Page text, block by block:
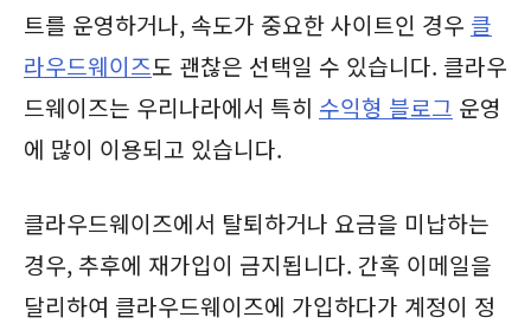
트를 운영하거나, 속도가 중요한 사이트인 경우 클
라우드웨이즈도 괜찮은 선택일 수 있습니다. 클라우
드웨이즈는 우리나라에서 특히 수익형 블로그 운영
에 많이 이용되고 있습니다.
클라우드웨이즈에서 탈퇴하거나 요금을 미납하는
경우, 추후에 재가입이 금지됩니다. 간혹 이메일을
달리하여 클라우드웨이즈에 가입하다가 계정이 정